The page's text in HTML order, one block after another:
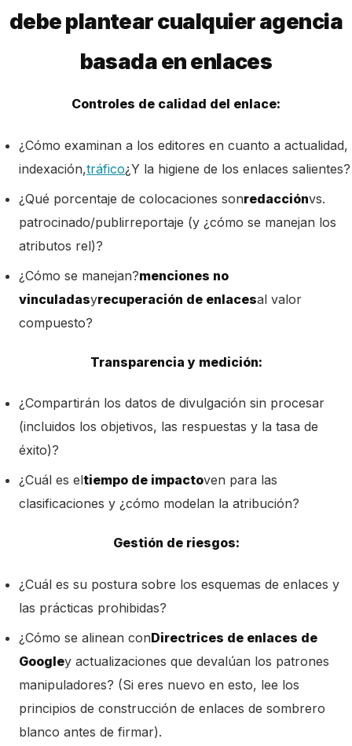
debe plantear cualquier agencia
basada en enlaces
Controles de calidad del enlace:
¿Cómo examinan a los editores en cuanto a actualidad,
indexación,tráfico¿Y la higiene de los enlaces salientes?
¿Qué porcentaje de colocaciones sonredacciónvs.
patrocinado/publirreportaje (y ¿cómo se manejan los
atributos rel)?
¿Cómo se manejan?menciones no
vinculadasyrecuperación de enlacesal valor
compuesto?
Transparencia y medición:
¿Compartirán los datos de divulgación sin procesar
(incluidos los objetivos, las respuestas y la tasa de
éxito)?
¿Cuál es eltiempo de impactoven para las
clasificaciones y ¿cómo modelan la atribución?
Gestión de riesgos:
¿Cuál es su postura sobre los esquemas de enlaces y
las prácticas prohibidas?
¿Cómo se alinean conDirectrices de enlaces de
Googley actualizaciones que devalúan los patrones
manipuladores? (Si eres nuevo en esto, lee los
principios de construcción de enlaces de sombrero
blanco antes de firmar).